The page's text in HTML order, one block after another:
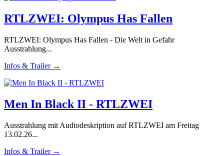
RTLZWEI: Olympus Has Fallen
RTLZWEI: Olympus Has Fallen - Die Welt in Gefahr
Ausstrahlung...
Infos & Trailer →
Men In Black II - RTLZWEI
Ausstrahlung mit Audiodeskription auf RTLZWEI am Freitag
13.02.26...
Infos & Trailer →